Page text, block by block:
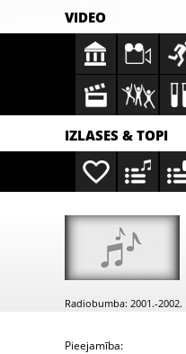
VIDEO
IZLASES & TOPI
Radiobumba: 2001.-2002.
Pieejamība: